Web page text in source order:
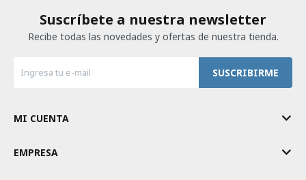
Suscríbete a nuestra newsletter
Recibe todas las novedades y ofertas de nuestra tienda.
SUSCRIBIRME
MI CUENTA
EMPRESA